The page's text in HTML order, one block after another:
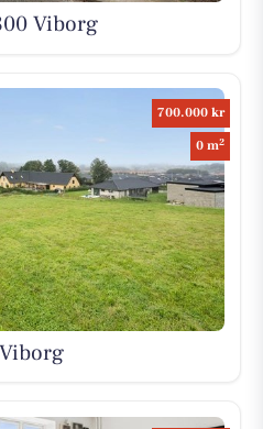
Viborg
700.000 kr
0 m2